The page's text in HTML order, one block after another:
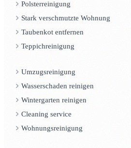
Polsterreinigung
Stark verschmutzte Wohnung
Taubenkot entfernen
Teppichreinigung
Umzugsreinigung
Wasserschaden reinigen
Wintergarten reinigen
Cleaning service
Wohnungsreinigung